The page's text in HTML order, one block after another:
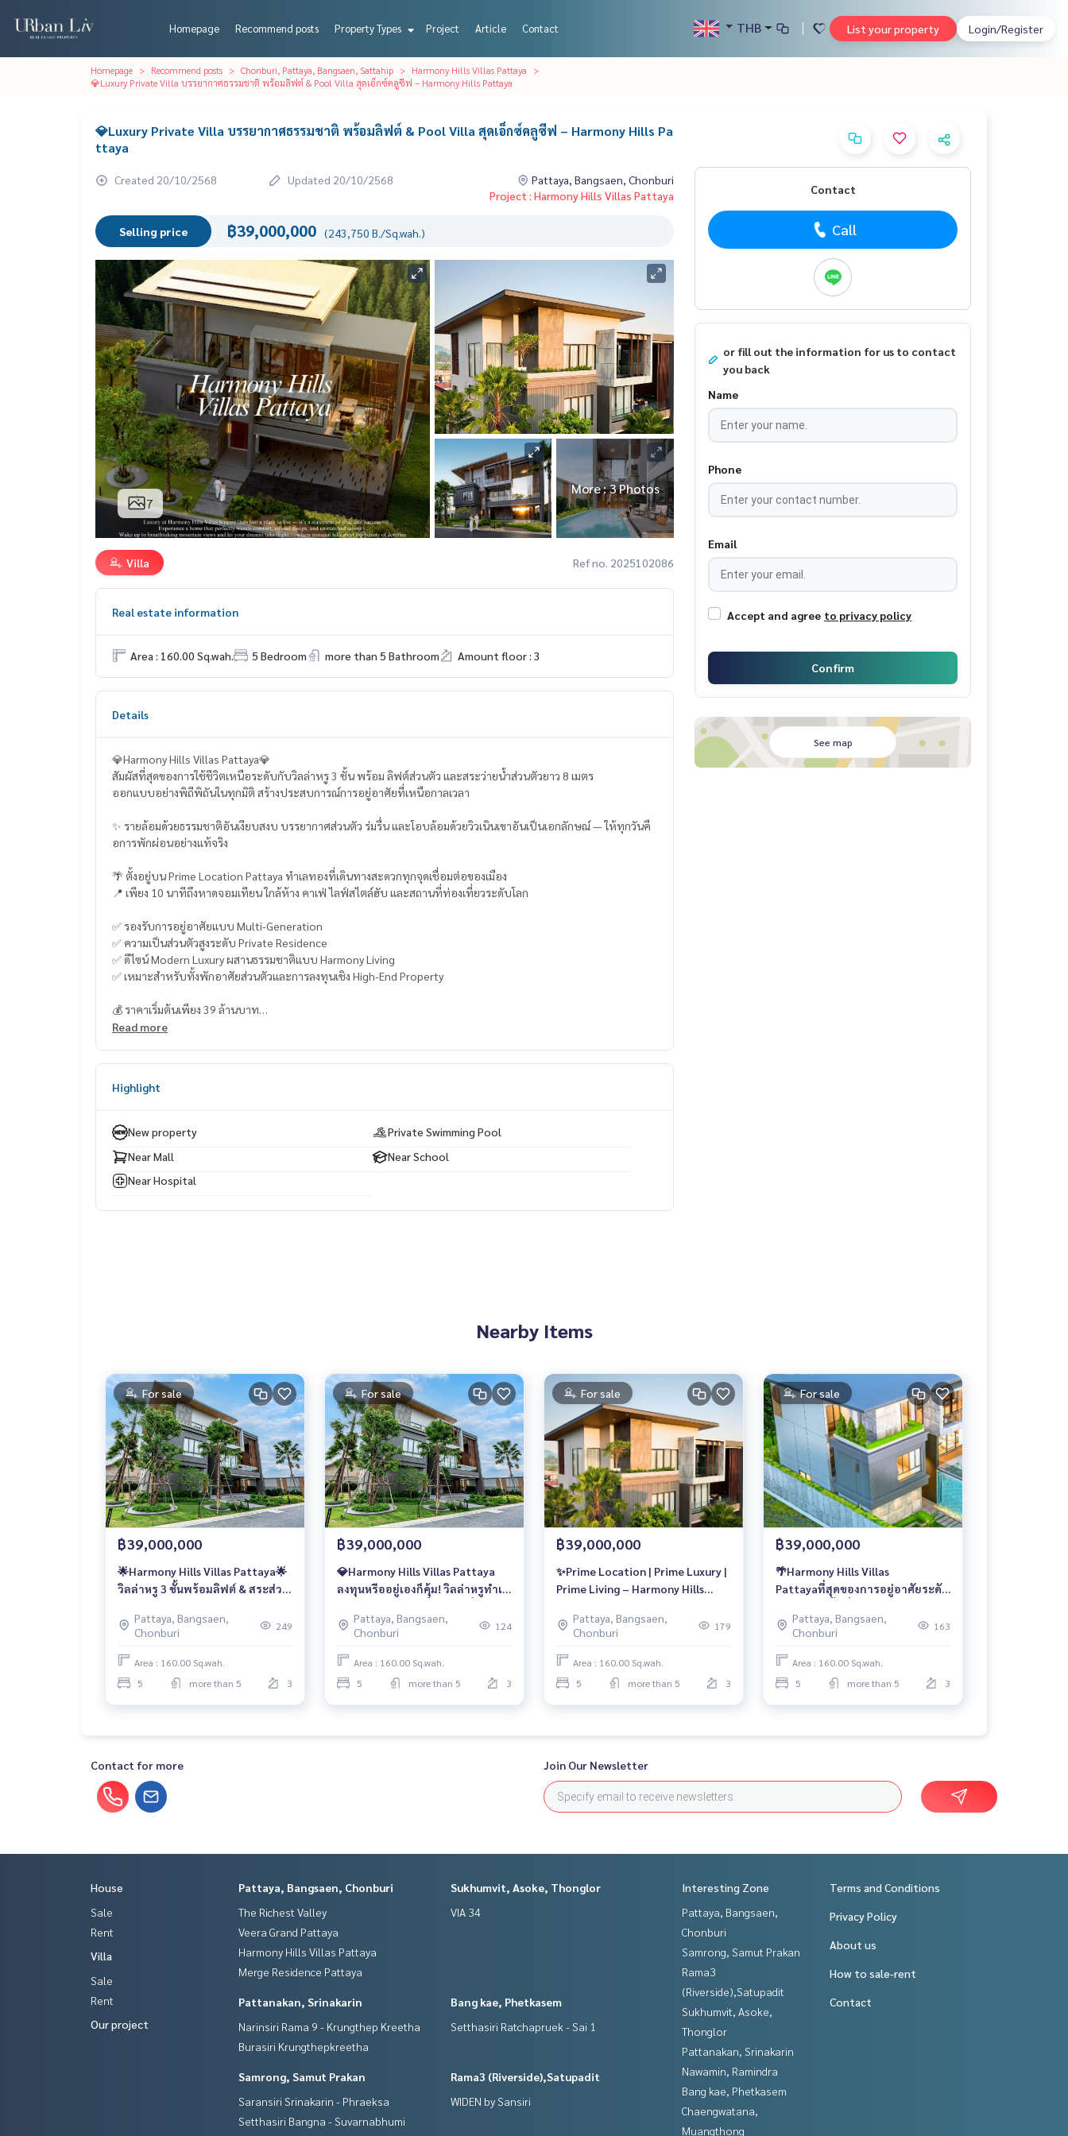
Homepage Recommend posts Property Types Project Article Contact THB List your property Login/Register
Homepage Recommend posts Chonburi, Pattaya, Bangsaen, Sattahip
Harmony Hills Villas Pattaya
💎Luxury Private Villa บรรยากาศธรรมชาติ พร้อมลิฟต์ & Pool Villa สุดเอ็กซ์คลูซีฟ – Harmony Hills Pattaya
💎Luxury Private Villa บรรยากาศธรรมชาติ พร้อมลิฟต์ & Pool Villa สุดเอ็กซ์คลูซีฟ – Harmony Hills Pa
ttaya
Created 20/10/2568 Updated 20/10/2568
Pattaya, Bangsaen, Chonburi
Project : Harmony Hills Villas Pattaya
Selling price ฿39,000,000 (243,750 B./Sq.wah.)
7
More : 3 Photos
Villa Ref no. 2025102086
Real estate information
Area : 160.00 Sq.wah. 5 Bedroom more than 5 Bathroom Amount floor : 3
Details
💎Harmony Hills Villas Pattaya💎
สัมผัสที่สุดของการใช้ชีวิตเหนือระดับกับวิลล่าหรู 3 ชั้น พร้อม ลิฟต์ส่วนตัว และสระว่ายน้ำส่วนตัวยาว 8 เมตร
ออกแบบอย่างพิถีพิถันในทุกมิติ สร้างประสบการณ์การอยู่อาศัยที่เหนือกาลเวลา
✨ รายล้อมด้วยธรรมชาติอันเงียบสงบ บรรยากาศส่วนตัว ร่มรื่น และโอบล้อมด้วยวิวเนินเขาอันเป็นเอกลักษณ์ — ให้ทุกวันคื
อการพักผ่อนอย่างแท้จริง
🌴 ตั้งอยู่บน Prime Location Pattaya ทำเลทองที่เดินทางสะดวกทุกจุดเชื่อมต่อของเมือง
📍 เพียง 10 นาทีถึงหาดจอมเทียน ใกล้ห้าง คาเฟ่ ไลฟ์สไตล์ฮับ และสถานที่ท่องเที่ยวระดับโลก
✅ รองรับการอยู่อาศัยแบบ Multi-Generation
✅ ความเป็นส่วนตัวสูงระดับ Private Residence
✅ ดีไซน์ Modern Luxury ผสานธรรมชาติแบบ Harmony Living
✅ เหมาะสำหรับทั้งพักอาศัยส่วนตัวและการลงทุนเชิง High-End Property
💰 ราคาเริ่มต้นเพียง 39 ล้านบาท
💚 LINE: @wsrcondo
👉
https://line.me/ti/p/BdcQgv1VSS
🌟 Harmony Hills — Live Your Best Life in Luxury & Serenity 🌿
Read more
Highlight
New property
Private Swimming Pool
Near Mall
Near School
Near Hospital
Contact
Call
or fill out the information for us to contact
you back
Name
Phone
Email
Accept and agree to privacy policy
Confirm
See map
Nearby Items
For sale
฿39,000,000
🌟Harmony Hills Villas Pattaya🌟
วิลล่าหรู 3 ชั้นพร้อมลิฟต์ & สระส่วน
LuxuryPattaya, Bangsaen,
Chonburi
249
Area : 160.00 Sq.wah.
5
more than 5 3
For sale
฿39,000,000
💎Harmony Hills Villas Pattaya
ลงทุนหรืออยู่เองก็คุ้ม! วิลล่าหรูทำเล
เท่านั้น เริ่ม 39 ลบ.
Pattaya, Bangsaen,
Chonburi
124
Area : 160.00 Sq.wah.
5
more than 5 3
For sale
฿39,000,000
✨Prime Location | Prime Luxury |
Prime Living – Harmony Hills
Pattaya, Bangsaen,
Chonburi
179
Area : 160.00 Sq.wah.
5
more than 5 3
For sale
฿39,000,000
🌴Harmony Hills Villas
Pattayaที่สุดของการอยู่อาศัยระดับ
ตร.ม.Pattaya, Bangsaen,
Chonburi
163
Area : 160.00 Sq.wah.
5
more than 5 3
Contact for more Join Our Newsletter
House
Sale
Rent
Villa
Sale
Rent
Our project
Pattaya, Bangsaen, Chonburi
The Richest Valley
Veera Grand Pattaya
Harmony Hills Villas Pattaya
Merge Residence Pattaya
Sukhumvit, Asoke, Thonglor
VIA 34
Pattanakan, Srinakarin
Narinsiri Rama 9 - Krungthep Kreetha
Burasiri Krungthepkreetha
Bang kae, Phetkasem
Setthasiri Ratchapruek - Sai 1
Samrong, Samut Prakan
Saransiri Srinakarin - Phraeksa
Setthasiri Bangna - Suvarnabhumi
Rama3 (Riverside),Satupadit
WIDEN by Sansiri
Interesting Zone
Pattaya, Bangsaen,
Chonburi
Samrong, Samut Prakan
Rama3
(Riverside),Satupadit
Sukhumvit, Asoke,
Thonglor
Pattanakan, Srinakarin
Nawamin, Ramindra
Bang kae, Phetkasem
Chaengwatana,
Muangthong
Terms and Conditions
Privacy Policy
About us
How to sale-rent
Contact